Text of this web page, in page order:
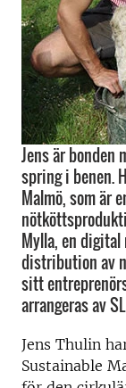
Jens är bonden
spring i benen.
Malmö, som är
Mylla, en
distribution av
sitt
arrangeras av
Jens Thulin
Sustainable